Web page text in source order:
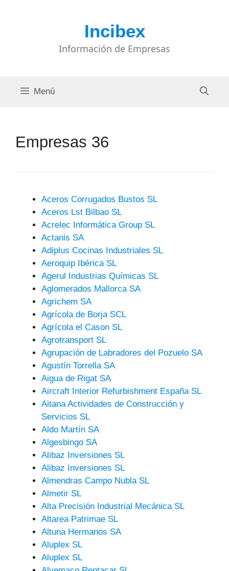
Incibex
Información de Empresas
Menú
Empresas 36
Aceros Corrugados Bustos SL
Aceros Lst Bilbao SL
Acrelec Informática Group SL
Actanis SA
Adiplus Cocinas Industriales SL
Aeroquip Ibérica SL
Agerul Industrias Químicas SL
Aglomerados Mallorca SA
Agrichem SA
Agrícola de Borja SCL
Agrícola el Cason SL
Agrotransport SL
Agrupación de Labradores del Pozuelo SA
Agustín Torrella SA
Aigua de Rigat SA
Aircraft Interior Refurbishment España SL
Aitana Actividades de Construcción y
Servicios SL
Aldo Martín SA
Algesbingo SA
Alibaz Inversiones SL
Alibaz Inversiones SL
Almendras Campo Nubla SL
Almetir SL
Alta Precisión Industrial Mecánica SL
Altarea Patrimae SL
Altuna Hermanos SA
Aluplex SL
Aluplex SL